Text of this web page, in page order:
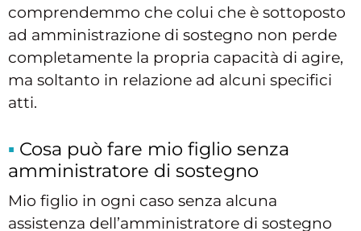
comprendemmo che colui che è sottoposto
ad amministrazione di sostegno non perde
completamente la propria capacità di agire,
ma soltanto in relazione ad alcuni specifici
atti.
Cosa può fare mio figlio senza
amministratore di sostegno
Mio figlio in ogni caso senza alcuna
assistenza dell’amministratore di sostegno